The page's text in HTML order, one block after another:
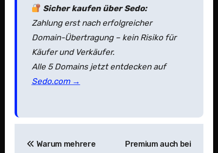
Sicher kaufen über Sedo:
Zahlung erst nach erfolgreicher
Domain-Übertragung – kein Risiko für
Käufer und Verkäufer.
Alle 5 Domains jetzt entdecken auf
Sedo.com →
Warum mehrere
Premium auch bei